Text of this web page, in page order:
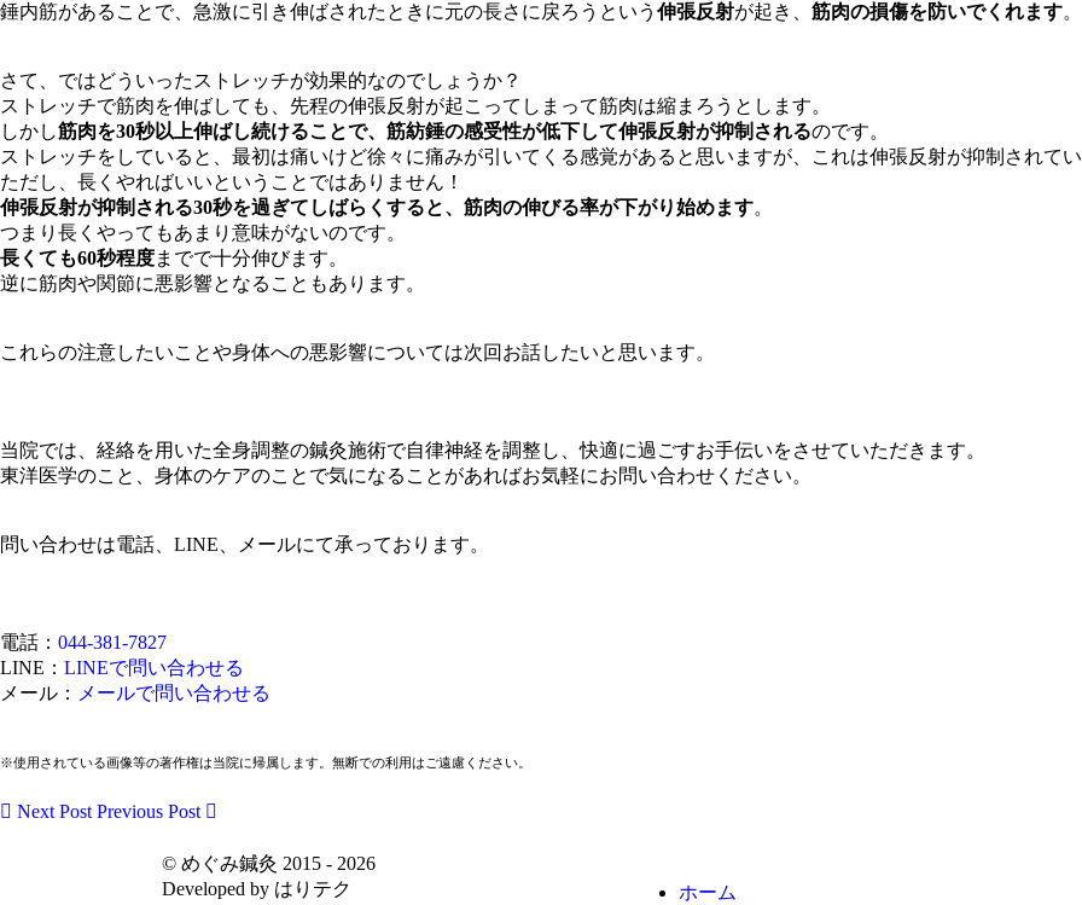
錘内筋があることで、急激に引き伸ばされたときに元の長さに戻ろうという 伸張反射が起き、 筋肉の損傷を防いでくれます。
さて、ではどういったストレッチが効果的なのでしょうか？
ストレッチで筋肉を伸ばしても、先程の伸張反射が起こってしまって筋肉は縮まろうとします。
しかし筋肉を30秒以上伸ばし続けることで、筋紡錘の感受性が低下して伸張反射が抑制されるのです。
ストレッチをしていると、最初は痛いけど徐々に痛みが引いてくる感覚があると思いますが、これは伸張反射が抑制されて
ただし、長くやればいいということではありません！
伸張反射が抑制される30秒を過ぎてしばらくすると、筋肉の伸びる率が下がり始めます。
つまり長くやってもあまり意味がないのです。
長くても60秒程度までで十分伸びます。
逆に筋肉や関節に悪影響となることもあります。
これらの注意したいことや身体への悪影響については次回お話したいと思います。
当院では、経絡を用いた全身調整の鍼灸施術で自律神経を調整し、快適に過ごすお手伝いをさせていただきます。
東洋医学のこと、身体のケアのことで気になることがあればお気軽にお問い合わせください。
問い合わせは電話、LINE、メールにて承っております。
電話： 044-381-7827
LINE： LINEで問い合わせる
メール：
メールで問い合わせる
※使用されている画像等の著作権は当院に帰属します。無断での利用はご遠慮ください。
Next Post Previous Post
© めぐみ鍼灸 2015 - 2026
Developed by はりテク
ホーム